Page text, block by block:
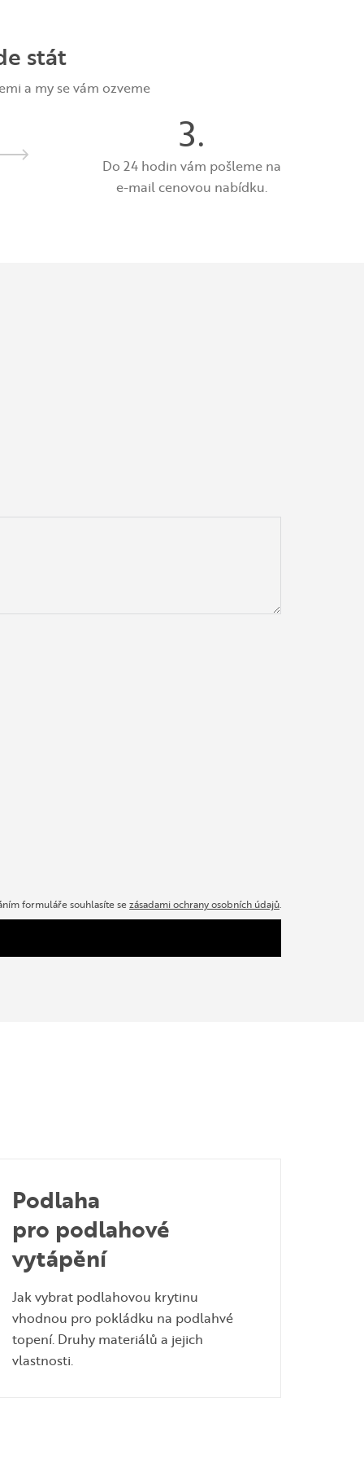
stát
a my se vám ozveme
3.
Do 24 hodin vám pošleme na
e-mail cenovou nabídku.
formuláře souhlasíte sezásadami ochrany osobních údajů.
Podlaha
pro podlahové
vytápění
Jak vybrat podlahovou krytinu
vhodnou pro pokládku na podlahvé
topení. Druhy materiálů a jejich
vlastnosti.